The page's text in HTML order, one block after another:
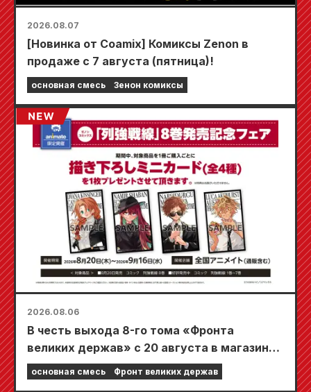
2026.08.07
[Новинка от Coamix] Комиксы Zenon в
продаже с 7 августа (пятница)!
основная смесь Зенон комиксы
2026.08.06
В честь выхода 8-го тома «Фронта
великих держав» с 20 августа в магазинах
Animate по всей стране пройдет
ограниченная по времени ярмарка, где вы
основная смесь Фронт великих держав